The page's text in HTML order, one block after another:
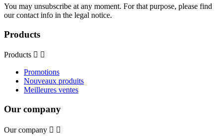
You may unsubscribe at any moment. For that purpose, please find
our contact info in the legal notice.
Products
Products  
Promotions
Nouveaux produits
Meilleures ventes
Our company
Our company  